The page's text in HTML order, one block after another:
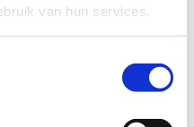
van hun services.